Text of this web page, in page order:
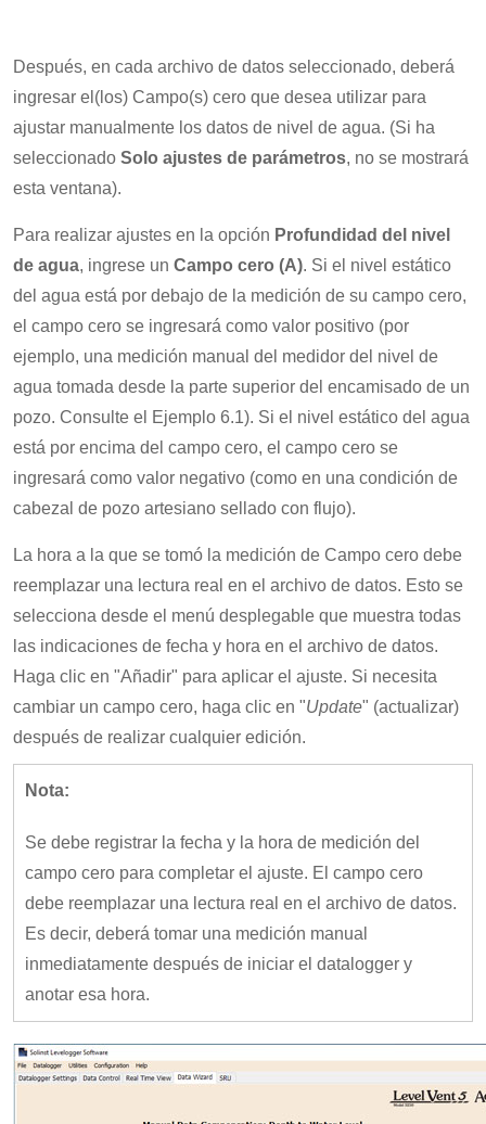
Después, en cada archivo de datos seleccionado, deberá
ingresar el(los) Campo(s) cero que desea utilizar para
ajustar manualmente los datos de nivel de agua. (Si ha
seleccionado Solo ajustes de parámetros, no se mostrará
esta ventana).
Para realizar ajustes en la opción Profundidad del nivel
de agua, ingrese un Campo cero (A). Si el nivel estático
del agua está por debajo de la medición de su campo cero,
el campo cero se ingresará como valor positivo (por
ejemplo, una medición manual del medidor del nivel de
agua tomada desde la parte superior del encamisado de un
pozo. Consulte el Ejemplo 6.1). Si el nivel estático del agua
está por encima del campo cero, el campo cero se
ingresará como valor negativo (como en una condición de
cabezal de pozo artesiano sellado con flujo).
La hora a la que se tomó la medición de Campo cero debe
reemplazar una lectura real en el archivo de datos. Esto se
selecciona desde el menú desplegable que muestra todas
las indicaciones de fecha y hora en el archivo de datos.
Haga clic en "Añadir" para aplicar el ajuste. Si necesita
cambiar un campo cero, haga clic en "Update" (actualizar)
después de realizar cualquier edición.
Nota:
Se debe registrar la fecha y la hora de medición del
campo cero para completar el ajuste. El campo cero
debe reemplazar una lectura real en el archivo de datos.
Es decir, deberá tomar una medición manual
inmediatamente después de iniciar el datalogger y
anotar esa hora.